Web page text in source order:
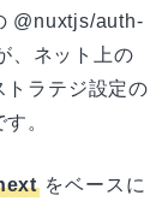
@nuxtjs/auth-
、ネット上の
トラテジ設定の
。
をベースに